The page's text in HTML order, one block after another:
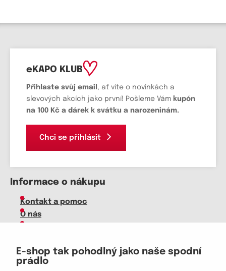
E-shop tak pohodlný jako naše spodní
prádlo
eKAPO KLUB
Přihlaste svůj email , ať víte o novinkách a
slevových akcích jako první! Pošleme Vám kupón
na 100 Kč a dárek k svátku a narozeninám.
Chci se přihlásit
Informace o nákupu
Kontakt a pomoc
O nás
Velkoobchod
Vrácení zboží, reklamace